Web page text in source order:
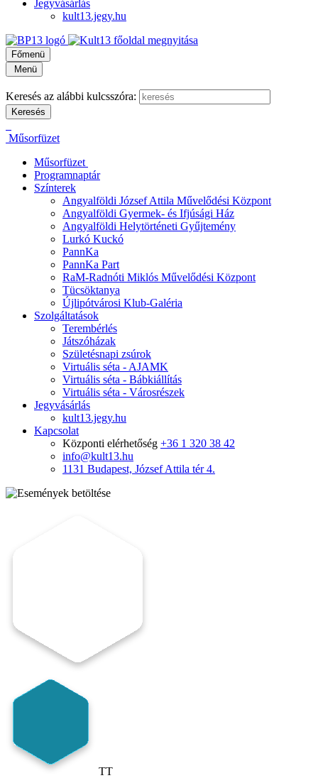
Jegyvásárlás
kult13.jegy.hu
Főmenü
Menü
Keresés az alábbi kulcsszóra:
Műsorfüzet
Műsorfüzet
Programnaptár
Színterek
Angyalföldi József Attila Művelődési Központ
Angyalföldi Gyermek- és Ifjúsági Ház
Angyalföldi Helytörténeti Gyűjtemény
Lurkó Kuckó
PannKa
PannKa Part
RaM-Radnóti Miklós Művelődési Központ
Tücsöktanya
Újlipótvárosi Klub-Galéria
Szolgáltatások
Terembérlés
Játszóházak
Születésnapi zsúrok
Virtuális séta - AJAMK
Virtuális séta - Bábkiállítás
Virtuális séta - Városrészek
Jegyvásárlás
kult13.jegy.hu
Kapcsolat
Központi elérhetőség +36 1 320 38 42
info@kult13.hu
1131 Budapest, József Attila tér 4.
TT